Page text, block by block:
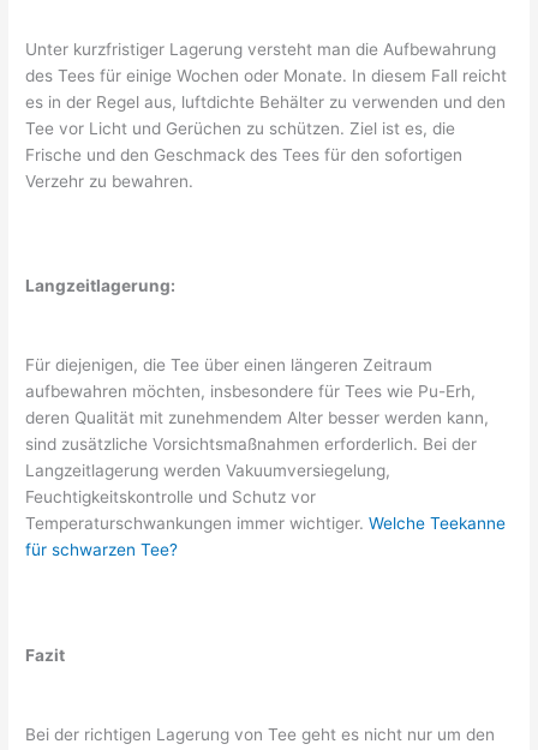
Unter kurzfristiger Lagerung versteht man die Aufbewahrung
des Tees für einige Wochen oder Monate. In diesem Fall reicht
es in der Regel aus, luftdichte Behälter zu verwenden und den
Tee vor Licht und Gerüchen zu schützen. Ziel ist es, die
Frische und den Geschmack des Tees für den sofortigen
Verzehr zu bewahren.
Langzeitlagerung:
Für diejenigen, die Tee über einen längeren Zeitraum
aufbewahren möchten, insbesondere für Tees wie Pu-Erh,
deren Qualität mit zunehmendem Alter besser werden kann,
sind zusätzliche Vorsichtsmaßnahmen erforderlich. Bei der
Langzeitlagerung werden Vakuumversiegelung,
Feuchtigkeitskontrolle und Schutz vor
Temperaturschwankungen immer wichtiger.Welche Teekanne
für schwarzen Tee?
Fazit
Bei der richtigen Lagerung von Tee geht es nicht nur um den